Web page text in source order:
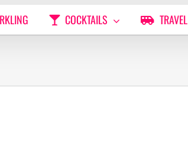
COCKTAILS TRAVEL